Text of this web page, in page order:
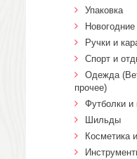
Упаковка
Ручки и
Спорт и
Одежда
прочее)
Футболки и
Шильды
Косметика